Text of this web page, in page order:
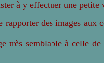
à y effectuer une petite
des images aux
très semblable à celle